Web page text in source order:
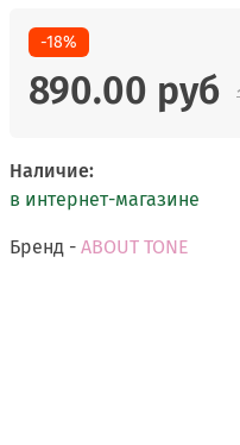
-18%
890.00 руб
Наличие:
в интернет-магазине
Бренд - ABOUT TONE